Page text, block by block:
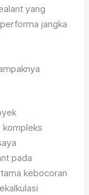
yang
jangka
kompleks
pada
kebocoran